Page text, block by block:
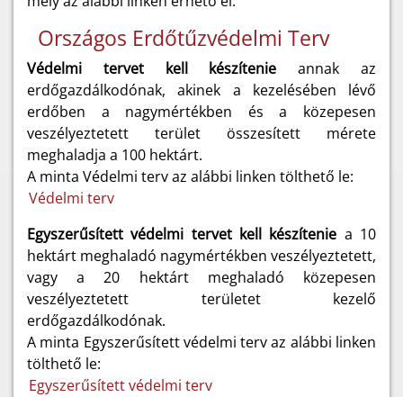
Országos Erdőtűzvédelmi Terv
Védelmi tervet kell készítenie annak az
erdőgazdálkodónak, akinek a kezelésében lévő
erdőben a nagymértékben és a közepesen
veszélyeztetett terület összesített mérete
meghaladja a 100 hektárt.
A minta Védelmi terv az alábbi linken tölthető le:
Védelmi terv
Egyszerűsített védelmi tervet kell készítenie a 10
hektárt meghaladó nagymértékben veszélyeztetett,
vagy a 20 hektárt meghaladó közepesen
veszélyeztetett területet kezelő
erdőgazdálkodónak.
A minta Egyszerűsített védelmi terv az alábbi linken
tölthető le:
Egyszerűsített védelmi terv